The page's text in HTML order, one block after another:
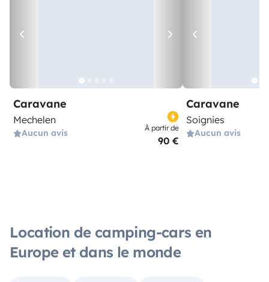
Caravane
Mechelen
Aucun avis À partir de
90 €
Caravane
Soignies
Aucun avis
Location de camping-cars en
Europe et dans le monde